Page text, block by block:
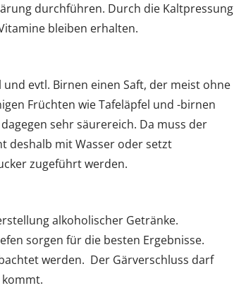
durchführen. Durch die Kaltpressung
bleiben erhalten.
evtl. Birnen einen Saft, der meist ohne
Früchten wie Tafeläpfel und -birnen
sehr säurereich. Da muss der
deshalb mit Wasser oder setzt
zugeführt werden.
alkoholischer Getränke.
sorgen für die besten Ergebnisse.
werden. Der Gärverschluss darf